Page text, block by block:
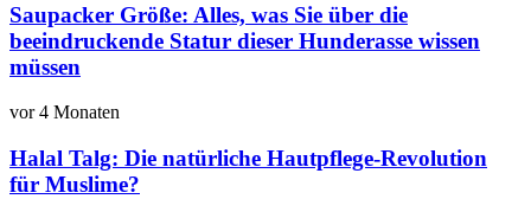
Saupacker Größe: Alles, was Sie über die
beeindruckende Statur dieser Hunderasse wissen
müssen
vor 4 Monaten
Halal Talg: Die natürliche Hautpflege-Revolution
für Muslime?